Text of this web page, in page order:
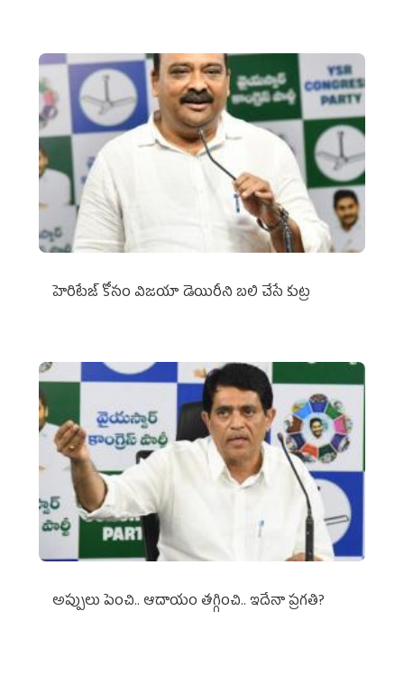
హెరిటేజ్ కోసం విజయా డెయిరీని బలి చేసే కుట్ర‌
అప్పులు పెంచి.. ఆదాయం తగ్గించి.. ఇదేనా ప్రగతి?